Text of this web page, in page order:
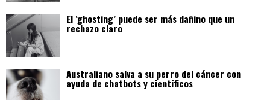
El ‘ghosting’ puede ser más dañino que un
rechazo claro
Australiano salva a su perro del cáncer con
ayuda de chatbots y científicos